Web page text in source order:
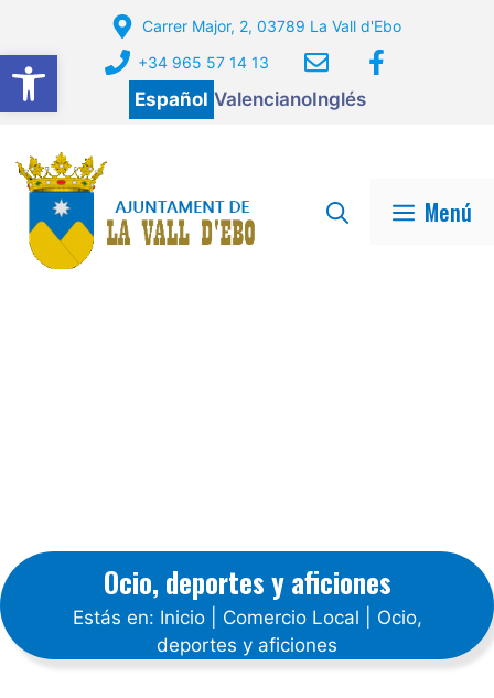
Abrir barra de herramientas
contenido
Carrer Major, 2, 03789 La Vall d'Ebo
+34 965 57 14 13
Español ValencianoInglés
Menú
Ocio, deportes y aficiones
Estás en: Inicio| Comercio Local
Ocio,
deportes y aficiones